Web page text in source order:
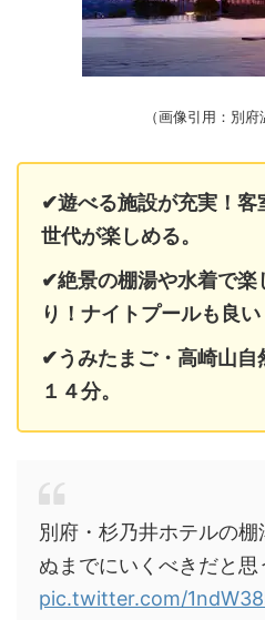
（画像引用：別
✔遊べる施設が充実！客
世代が楽しめる。
✔絶景の棚湯や水着で楽
り！ナイトプールも良い
✔うみたまご・高崎山自
１４分。
別府・杉乃井ホテルの
ぬまでにいくべきだと思
pic.twitter.com/